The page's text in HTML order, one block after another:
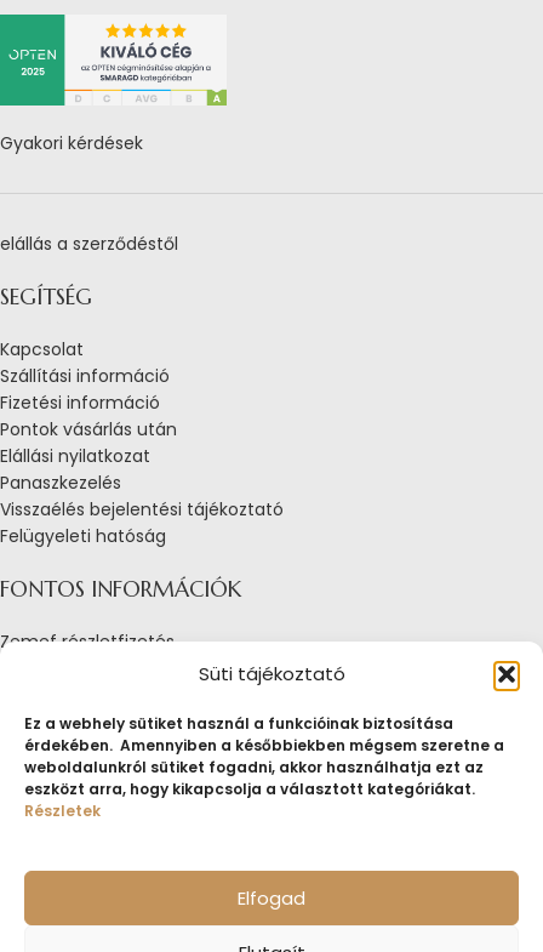
Süti tájékoztató
Ez a webhely sütiket használ a funkcióinak biztosítása
érdekében. Amennyiben a későbbiekben mégsem szeretne a
weboldalunkról sütiket fogadni, akkor használhatja ezt az
eszközt arra, hogy kikapcsolja a választott kategóriákat.
Részletek
Elfogad
Gyakori kérdések
elállás a szerződéstől
SEGÍTSÉG
Kapcsolat
Szállítási információ
Fizetési információ
Pontok vásárlás után
Elállási nyilatkozat
Panaszkezelés
Visszaélés bejelentési tájékoztató
Felügyeleti hatóság
FONTOS INFORMÁCIÓK
Zemef részletfizetés
Adatkezelési tájékoztató
Tájékoztató sütik alkalmazásáról
Fogyasztóvédelmi tájékoztató
Jogi nyilatkozat
Impresszum